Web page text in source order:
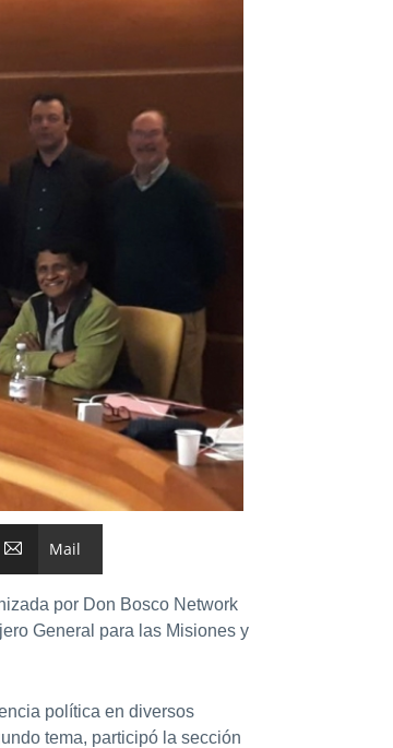
Mail
por Don Bosco Network
General para las Misiones y
política en diversos
tema, participó la sección